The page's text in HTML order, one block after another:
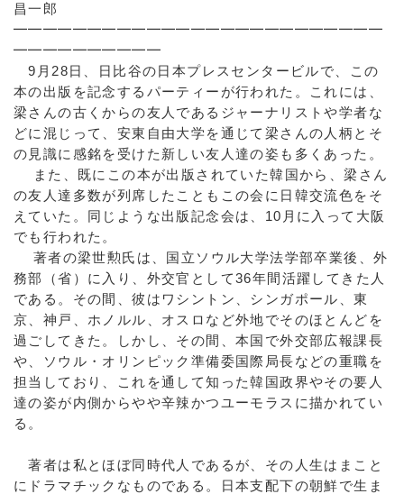
昌一郎
━━━━━━━━━━━━━━━━━━━━━━━━━
━━━━━━━━━━
9月28日、日比谷の日本プレスセンタービルで、この
本の出版を記念するパーティーが行われた。これには、
梁さんの古くからの友人であるジャーナリストや学者な
どに混じって、安東自由大学を通じて梁さんの人柄とそ
の見識に感銘を受けた新しい友人達の姿も多くあった。
また、既にこの本が出版されていた韓国から、梁さん
の友人達多数が列席したこともこの会に日韓交流色をそ
えていた。同じような出版記念会は、10月に入って大阪
でも行われた。
著者の梁世勲氏は、国立ソウル大学法学部卒業後、外
務部（省）に入り、外交官として36年間活躍してきた人
である。その間、彼はワシントン、シンガポール、東
京、神戸、ホノルル、オスロなど外地でそのほとんどを
過ごしてきた。しかし、その間、本国で外交部広報課長
や、ソウル・オリンピック準備委国際局長などの重職を
担当しており、これを通して知った韓国政界やその要人
達の姿が内側からやや辛辣かつユーモラスに描かれてい
る。
著者は私とほぼ同時代人であるが、その人生はまこと
にドラマチックなものである。日本支配下の朝鮮で生ま